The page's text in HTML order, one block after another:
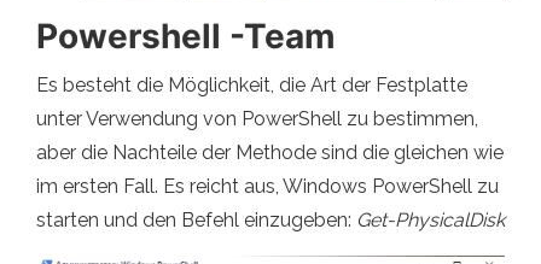
Powershell -Team
Es besteht die Möglichkeit, die Art der Festplatte
unter Verwendung von PowerShell zu bestimmen,
aber die Nachteile der Methode sind die gleichen wie
im ersten Fall. Es reicht aus, Windows PowerShell zu
starten und den Befehl einzugeben: Get-PhysicalDisk